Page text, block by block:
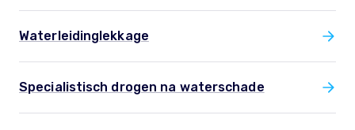
Waterleidinglekkage
Specialistisch drogen na waterschade